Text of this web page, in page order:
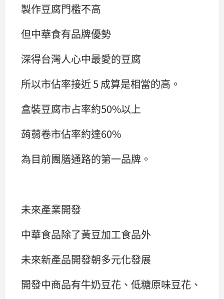
製作豆腐門檻不高
但中華食有品牌優勢
深得台灣人心中最愛的豆腐
所以市佔率接近 5 成算是相當的高。
盒裝豆腐市占率約50%以上
蒟蒻卷市佔率約達60%
為目前團膳通路的第一品牌。
未來產業開發
中華食品除了黃豆加工食品外
未來新產品開發朝多元化發展
開發中商品有牛奶豆花、低糖原味豆花、